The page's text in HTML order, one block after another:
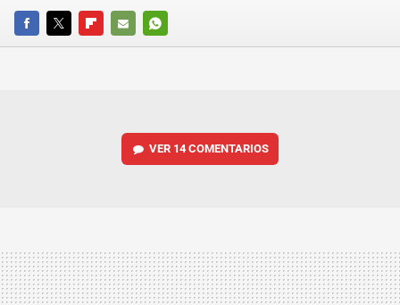
FACEBOOKTWITTERFLIPBOARD
E-
WHATSAPP
VER 14 COMENTARIOS